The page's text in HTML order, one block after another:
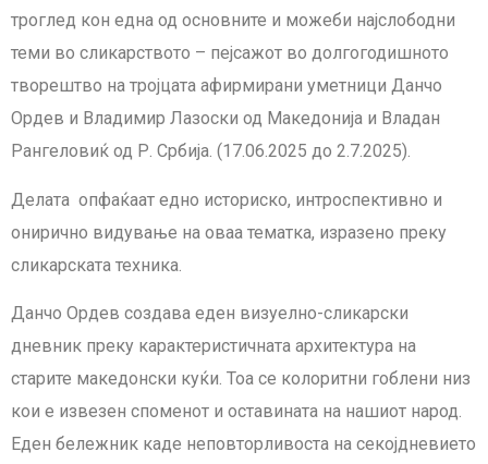
троглед кон една од основните и можеби најслободни
теми во сликарството – пејсажот во долгогодишното
творештво на тројцата афирмирани уметници Данчо
Ордев и Владимир Лазоски од Македонија и Владан
Рангеловиќ од Р. Србија. (17.06.2025 до 2.7.2025).
Делата опфаќаат едно историско, интроспективно и
онирично видување на оваа тематка, изразено преку
сликарската техника.
Данчо Ордев создава еден визуелно-сликарски
дневник преку карактеристичната архитектура на
старите македонски куќи. Тоа се колоритни гоблени низ
кои е извезен споменот и оставината на нашиот народ.
Еден бележник каде неповторливоста на секојдневието